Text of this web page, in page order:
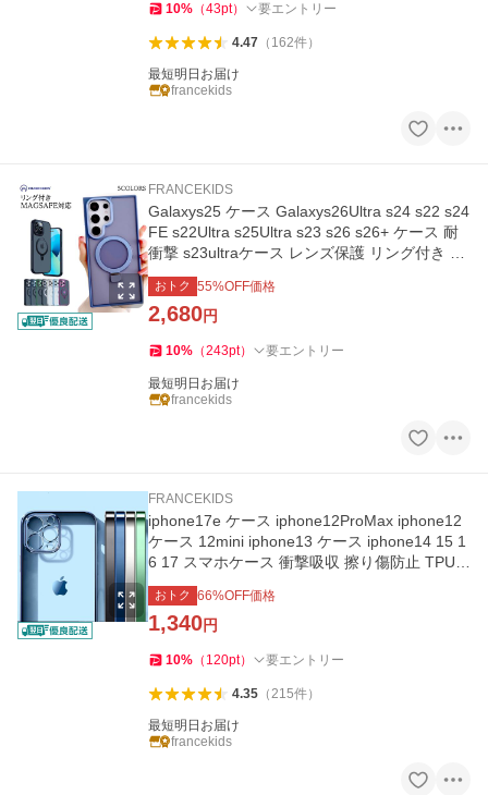
10% （43pt） 要エントリー
4.47（ 162件）
最短明日お届け
francekids
FRANCEKIDS
Galaxys25 ケース Galaxys26Ultra s24 s22 s24
FE s22Ultra s25Ultra s23 s26 s26+ ケース 耐
衝撃 s23ultraケース レンズ保護 リング付き m
agsafe対応 スタンド
おトク 55%OFF価格
2,680円
10% （243pt） 要エントリー
最短明日お届け
francekids
FRANCEKIDS
iphone17e ケース iphone12ProMax iphone12
ケース 12mini iphone13 ケース iphone14 15 1
6 17 スマホケース 衝撃吸収 擦り傷防止 TPU
耐衝撃 薄型 軽量 クリア
おトク 66%OFF価格
1,340円
10% （ 120pt） 要エントリー
4.35（215件）
最短明日お届け
francekids